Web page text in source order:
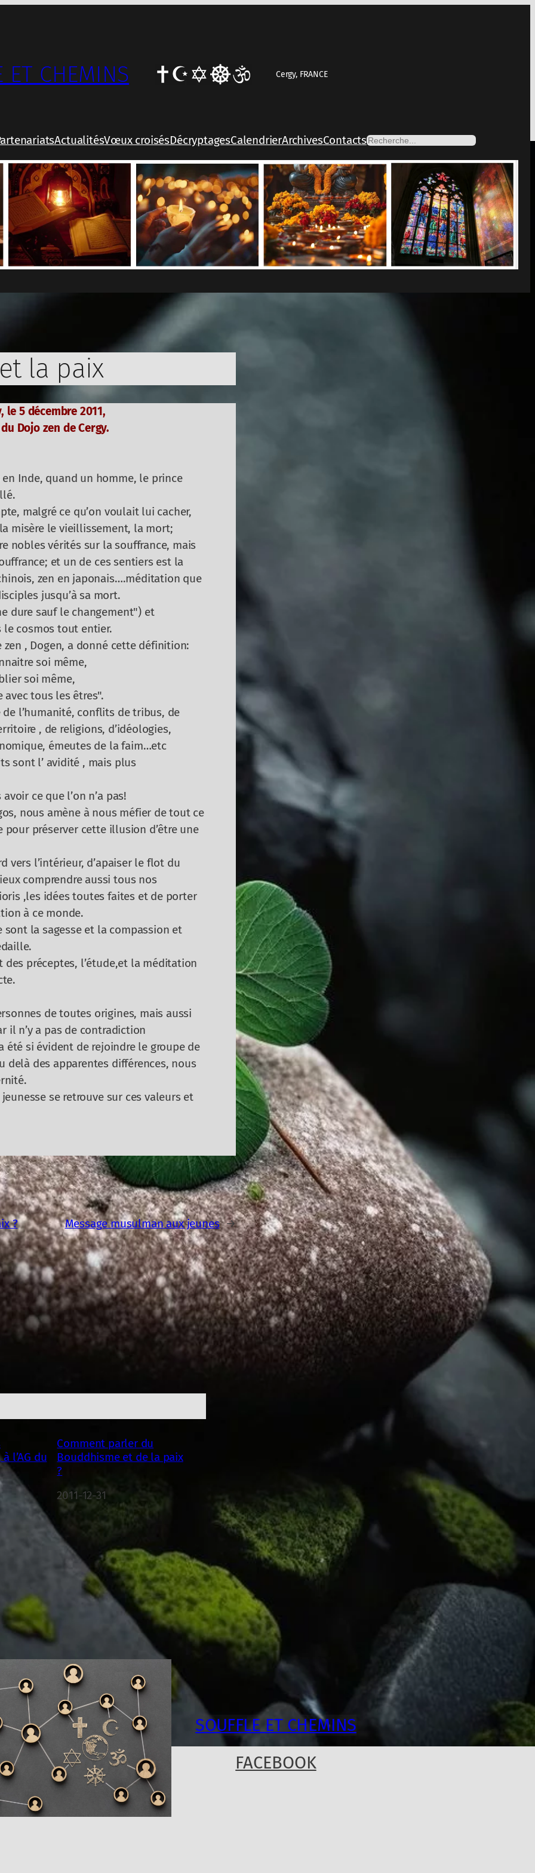
ET CHEMINS Cergy, FRANCE
ActualitésVœux croisésDécryptagesCalendrierArchivesContactsRechercher
la paix
5 décembre 2011,
Dojo zen de Cergy.
Inde, quand un homme, le prince
malgré ce qu’on voulait lui cacher,
misère le vieillissement, la mort;
nobles vérités sur la souffrance, mais
et un de ces sentiers est la
zen en japonais….méditation que
jusqu’à sa mort.
dure sauf le changement") et
le cosmos tout entier.
, Dogen, a donné cette définition:
soi même,
soi même,
tous les êtres".
l’humanité, conflits de tribus, de
, de religions, d’idéologies,
émeutes de la faim…etc
sont l’ avidité , mais plus
ce que l’on n’a pas!
nous amène à nous méfier de tout ce
préserver cette illusion d’être une
vers l’intérieur, d’apaiser le flot du
comprendre aussi tous nos
,les idées toutes faites et de porter
à ce monde.
sont la sagesse et la compassion et
des préceptes, l’étude,et la méditation
de toutes origines, mais aussi
il n’y a pas de contradiction
été si évident de rejoindre le groupe de
delà des apparentes différences, nous
se retrouve sur ces valeurs et
? Message musulman aux jeunes →
l’AG du
Comment parler du
Bouddhisme et de la paix
?
Date
2011-12-31
SOUFFLE ET CHEMINS
FACEBOOK